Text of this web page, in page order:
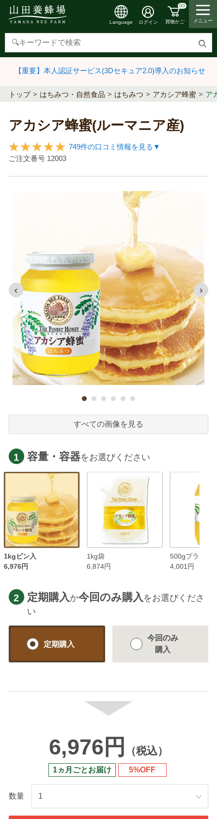
検
す
Language ログイン
00
買物かご メニュー
【重要】本人認証サービス(3Dセキュア2.0)導入のお知らせ
トップ はちみつ・自然食品 はちみつ アカシア蜂蜜 ア
アカシア蜂蜜(ルーマニア産)
749件の口コミ情報を見る▼
ご注文番号 12003
すべての画像を見る
1 容量・容器をお選びください
1kgビン入
6,976円
1kg袋
6,874円
500gプラ容器
4,001円
2 定期購入 か今回のみ購入 をお選びくださ
い
定期購入
今回のみ
購入
6,976円 （税込）
1ヵ月ごとお届け 5%OFF
数量